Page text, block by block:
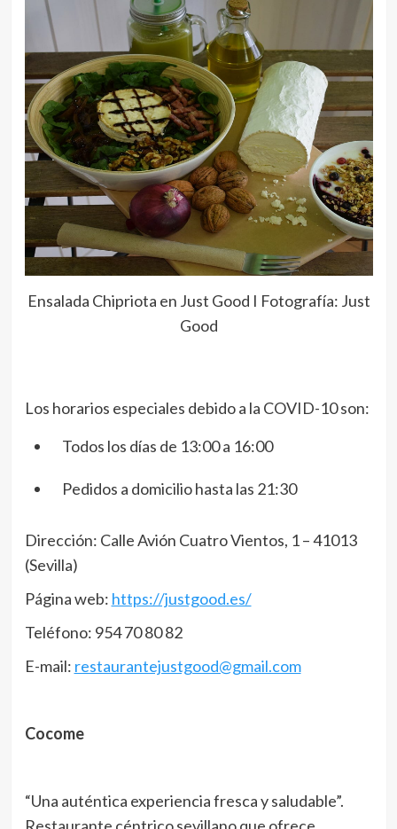
Ensalada Chipriota en Just Good I Fotografía: Just
Good
Los horarios especiales debido a la COVID-10 son:
Todos los días de 13:00 a 16:00
Pedidos a domicilio hasta las 21:30
Dirección: Calle Avión Cuatro Vientos, 1 – 41013
(Sevilla)
Página web: https://justgood.es/
Teléfono: 954 70 80 82
E-mail: restaurantejustgood@gmail.com
Cocome
“Una auténtica experiencia fresca y saludable”.